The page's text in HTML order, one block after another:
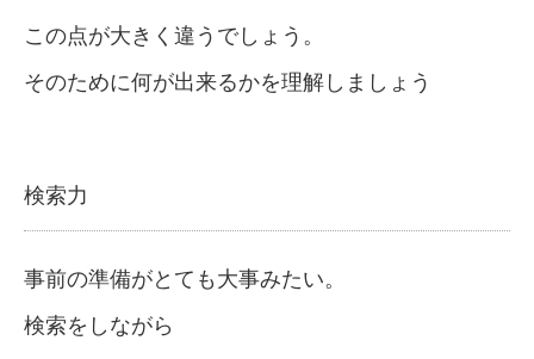
この点が大きく違うでしょう。
そのために何が出来るかを理解しましょう
検索力
事前の準備がとても大事みたい。
検索をしながら